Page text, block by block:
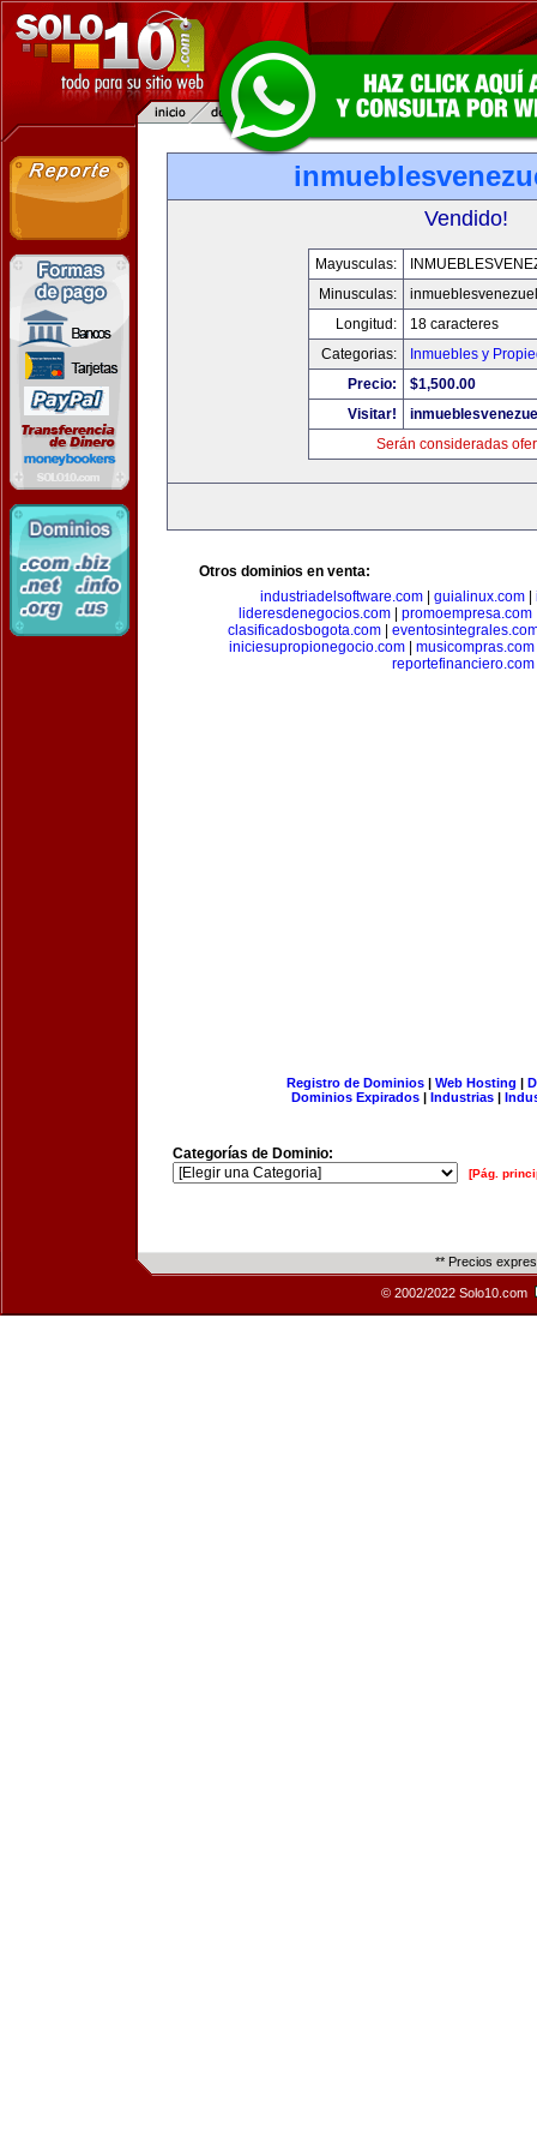
Vendido!
Mayusculas:
Minusculas:
Longitud:
18 caracteres
Categorias:
Inmuebles y
Precio:
$1,500.00
Visitar!
Serán consideradas
Otros dominios en venta:
industriadelsoftware.com| guialinux.com|
lideresdenegocios.com
promoempresa.com
clasificadosbogota.com
iniciesupropionegocio.com
musicompras.com
reportefinanciero.com
Registro de Dominios| Web Hosting |
Dominios Expirados | Industrias |
Categorías de Dominio:
[Pág.
** Precios
© 2002/2022 Solo10.com